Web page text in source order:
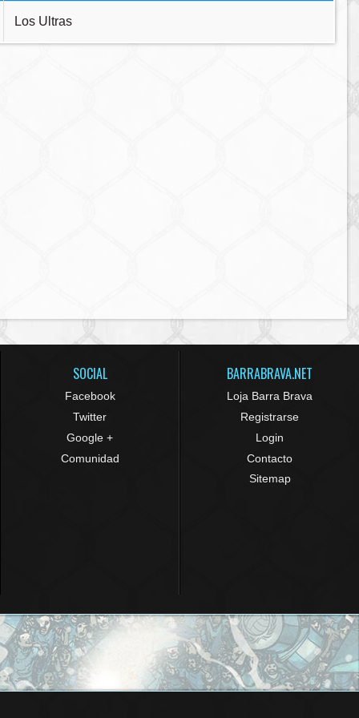
Los Ultras
SOCIAL
Facebook
Twitter
Google +
Comunidad
BARRABRAVA.NET
Loja Barra Brava
Registrarse
Login
Contacto
Sitemap